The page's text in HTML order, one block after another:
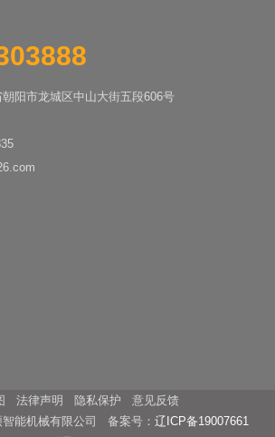
阳市龙城区中山大街五段606号
法律声明 隐私保护
意见反馈
智能机械有限公司 备案号： 辽ICP备19007661